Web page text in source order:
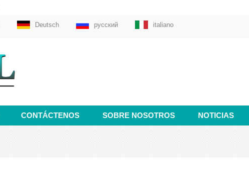
Deutsch русский italiano
CONTÁCTENOS SOBRE NOSOTROS NOTICIAS